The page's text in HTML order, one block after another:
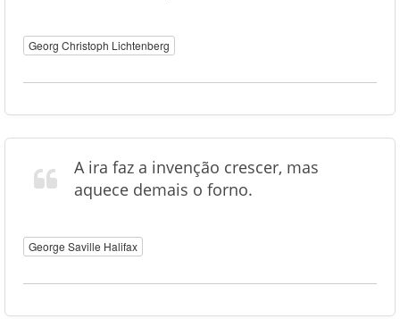
Georg Christoph Lichtenberg
A ira faz a invenção crescer, mas
aquece demais o forno.
George Saville Halifax